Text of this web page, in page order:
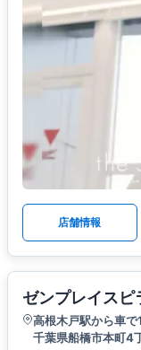
店舗情報
ゼンプレイスピ
高根木戸駅から車で
千葉県船橋市本町4